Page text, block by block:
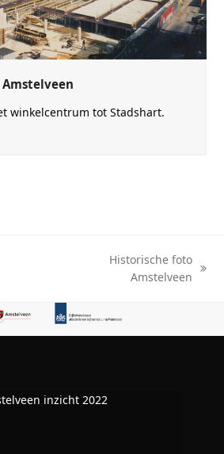
winkelcentrum tot Stadshart.
Historische foto
Amstelveen
inzicht 2022